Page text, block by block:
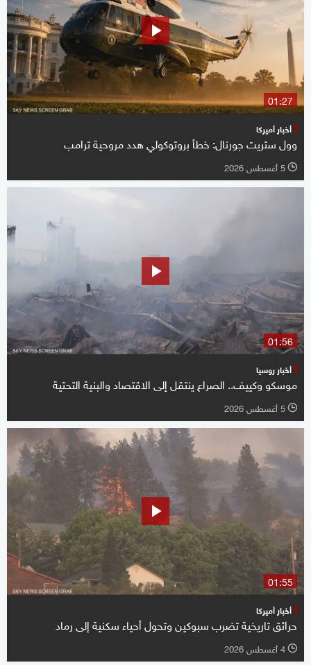
01:27
أخبار أميركا
وول ستريت جورنال: خطأ بروتوكولي هدد مروحية ترامب
l 5 أغسطس 2026
01:56
أخبار روسيا
موسكو وكييف.. الصراع ينتقل إلى الاقتصاد والبنية التحتية
l 5 أغسطس 2026
01:55
أخبار أميركا
حرائق تاريخية تضرب سبوكين وتحول أحياء سكنية إلى رماد
l 4 أغسطس 2026